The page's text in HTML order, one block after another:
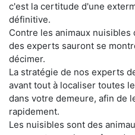
c'est la certitude d'une
définitive.
Contre les animaux
des experts sauront se
décimer.
La stratégie de nos experts
avant tout à localiser toutes
dans votre demeure, afin de
rapidement.
Les nuisibles sont des